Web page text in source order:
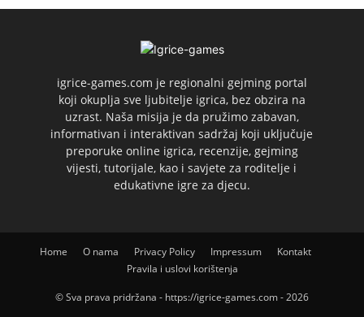
igrice-games.com je regionalni gejming portal
koji okuplja sve ljubitelje igrica, bez obzira na
uzrast. Naša misija je da pružimo zabavan,
informativan i interaktivan sadržaj koji uključuje
preporuke online igrica, recenzije, gejming
vijesti, tutorijale, kao i savjete za roditelje i
edukativne igre za djecu.
Home O nama Privacy Policy Impressum
Kontakt
Pravila i uslovi korištenja
© Sva prava pridržana - https://igrice-games.com - 2026